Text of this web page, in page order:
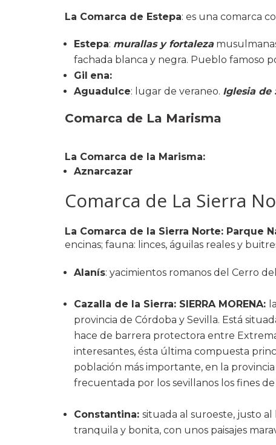
La Comarca de Estepa: es una comarca
Estepa: murallas y fortaleza
fachada blanca y negra. Pueblo famoso
Gil ena:
Aguadulce: lugar de veraneo. Iglesia de
Comarca de La Marisma
La Comarca de la Marisma:
Aznarcazar
Comarca de La Sierra
La Comarca de la Sierra Norte: Parque
encinas; fauna: linces, águilas reales y
Alanís: yacimientos romanos del Cerro
Cazalla de la Sierra: SIERRA MORENA:
provincia de Córdoba y Sevilla. Está
hace de barrera protectora entre
interesantes, ésta última compuesta
población más importante, en la
frecuentada por los sevillanos los fines de
Constantina: situada al suroeste, justo al
tranquila y bonita, con unos paisajes